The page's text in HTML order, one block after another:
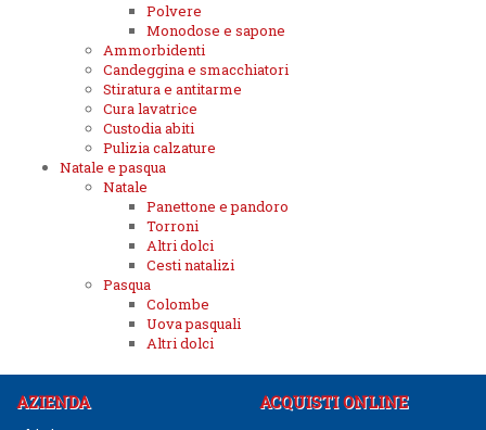
Polvere
Monodose e sapone
Ammorbidenti
Candeggina e smacchiatori
Stiratura e antitarme
Cura lavatrice
Custodia abiti
Pulizia calzature
Natale e pasqua
Natale
Panettone e pandoro
Torroni
Altri dolci
Cesti natalizi
Pasqua
Colombe
Uova pasquali
Altri dolci
AZIENDA ACQUISTI ONLINE